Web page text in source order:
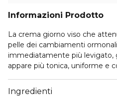
Informazioni Prodotto
La crema giorno viso che
pelle dei cambiamenti
immediatamente più levigato,
appare più tonica, uniforme e
composto dall’estratto di
ginestrone bio che contribuisce
Ingredienti